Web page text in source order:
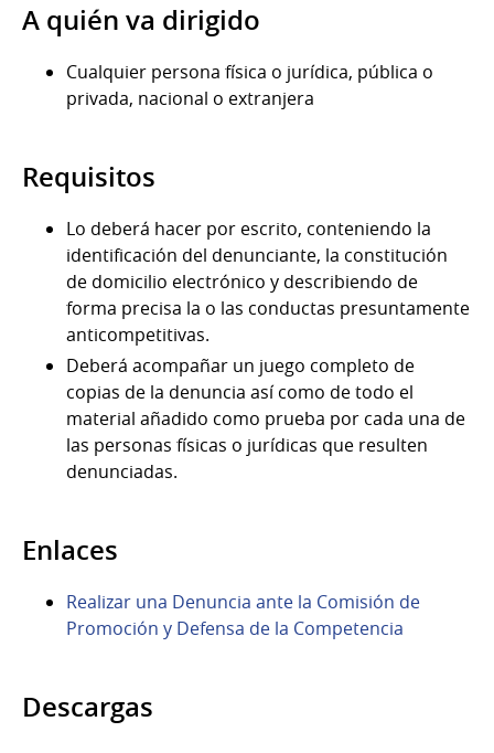
A quién va dirigido
Cualquier persona física o jurídica, pública o
privada, nacional o extranjera
Requisitos
Lo deberá hacer por escrito, conteniendo la
identificación del denunciante, la constitución
de domicilio electrónico y describiendo de
forma precisa la o las conductas presuntamente
anticompetitivas.
Deberá acompañar un juego completo de
copias de la denuncia así como de todo el
material añadido como prueba por cada una de
las personas físicas o jurídicas que resulten
denunciadas.
Enlaces
Realizar una Denuncia ante la Comisión de
Promoción y Defensa de la Competencia
Descargas